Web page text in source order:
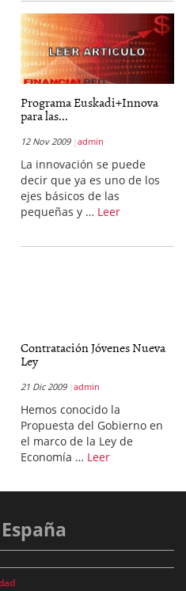
Programa Euskadi+Innova
para las...
12 Nov 2009 admin
La innovación se puede
decir que ya es uno de los
ejes básicos de las
pequeñas y … Leer
Contratación Jóvenes Nueva
Ley
21 Dic 2009 admin
Hemos conocido la
Propuesta del Gobierno en
el marco de la Ley de
Economía … Leer
España